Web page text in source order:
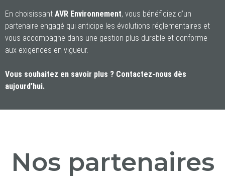
En choisissant AVR Environnement, vous bénéficiez d’un
partenaire engagé qui anticipe les évolutions réglementaires et
vous accompagne dans une gestion plus durable et conforme
aux exigences en vigueur.
Vous souhaitez en savoir plus ? Contactez-nous dès
aujourd’hui.
Nos partenaires